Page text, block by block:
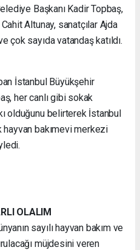
Başkanı Kadir Topbaş,
Altunay, sanatçılar Ajda
çok sayıda vatandaş katıldı.
İstanbul Büyükşehir
her canlı gibi sokak
olduğunu belirterek İstanbul
bakımevi merkezi
OLALIM
sayılı hayvan bakım ve
müjdesini veren